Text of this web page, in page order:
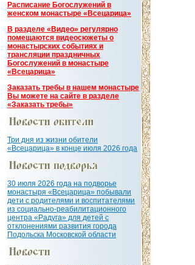
Расписание Богослужений в
женском монастыре «Всецарица»
В разделе «Видео» регулярно
помещаются видеосюжеты о
монастырских событиях и
трансляции праздничных
Богослужений в монастыре
«Всецарица»
Заказать требы в нашем монастыре
Вы можете на сайте в разделе
«Заказать требы»
Три дня из жизни обители
«Всецарица» в конце июля 2026 года
30 июля 2026 года на подворье
монастыря «Всецарица» побывали
дети с родителями и воспитателями
из социально-реабилитационного
центра «Радуга» для детей с
отклонениями развития города
Подольска Московской области